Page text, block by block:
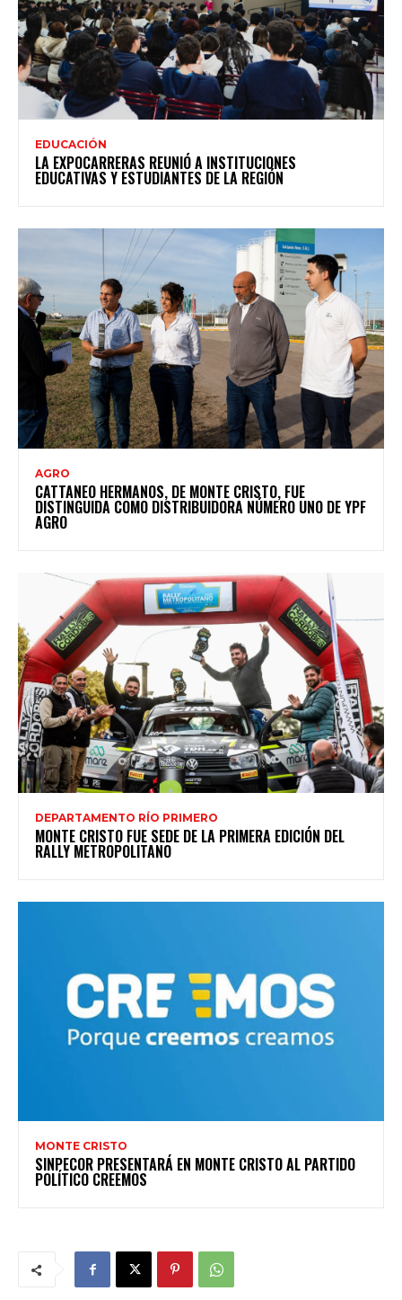
EDUCACIÓN
LA EXPOCARRERAS REUNIÓ A INSTITUCIONES
EDUCATIVAS Y ESTUDIANTES DE LA REGIÓN
AGRO
CATTANEO HERMANOS, DE MONTE CRISTO, FUE
DISTINGUIDA COMO DISTRIBUIDORA NÚMERO UNO DE YPF
AGRO
DEPARTAMENTO RÍO PRIMERO
MONTE CRISTO FUE SEDE DE LA PRIMERA EDICIÓN DEL
RALLY METROPOLITANO
MONTE CRISTO
SINPECOR PRESENTARÁ EN MONTE CRISTO AL PARTIDO
POLÍTICO CREEMOS